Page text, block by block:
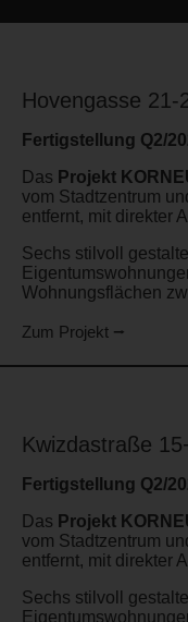
Hovengasse
Fertigstellung Q2/
Das Projekt
vom Stadtzentrum
entfernt, mit direkter
Sechs stilvoll
Wohnungsflächen
Zum Projekt ⭢
Kwizdastraße
Fertigstellung Q2/
Das Projekt
vom Stadtzentrum
entfernt, mit direkter
Sechs stilvoll